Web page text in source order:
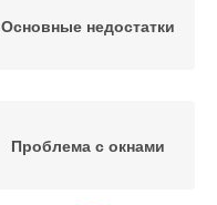
Основные недостатки
Проблема с окнами